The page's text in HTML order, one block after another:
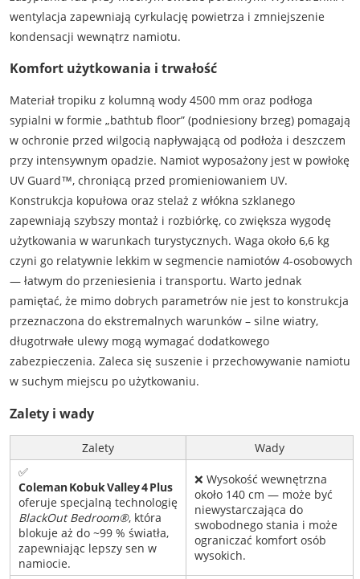
wentylacja zapewniają cyrkulację powietrza i zmniejszenie
kondensacji wewnątrz namiotu.
Komfort użytkowania i trwałość
Materiał tropiku z kolumną wody 4500 mm oraz podłoga
sypialni w formie „bathtub floor” (podniesiony brzeg) pomagają
w ochronie przed wilgocią napływającą od podłoża i deszczem
przy intensywnym opadzie. Namiot wyposażony jest w powłokę
UV Guard™, chroniącą przed promieniowaniem UV.
Konstrukcja kopułowa oraz stelaż z włókna szklanego
zapewniają szybszy montaż i rozbiórkę, co zwiększa wygodę
użytkowania w warunkach turystycznych. Waga około 6,6 kg
czyni go relatywnie lekkim w segmencie namiotów 4-osobowych
— łatwym do przeniesienia i transportu. Warto jednak
pamiętać, że mimo dobrych parametrów nie jest to konstrukcja
przeznaczona do ekstremalnych warunków – silne wiatry,
długotrwałe ulewy mogą wymagać dodatkowego
zabezpieczenia. Zaleca się suszenie i przechowywanie namiotu
w suchym miejscu po użytkowaniu.
Zalety i wady
Zalety
Wady
✅
Coleman Kobuk Valley 4 Plus
oferuje specjalną technologię
BlackOut Bedroom®, która
blokuje aż do ~99 % światła,
zapewniając lepszy sen w
namiocie.
❌ Wysokość wewnętrzna
około 140 cm — może być
niewystarczająca do
swobodnego stania i może
ograniczać komfort osób
wysokich.